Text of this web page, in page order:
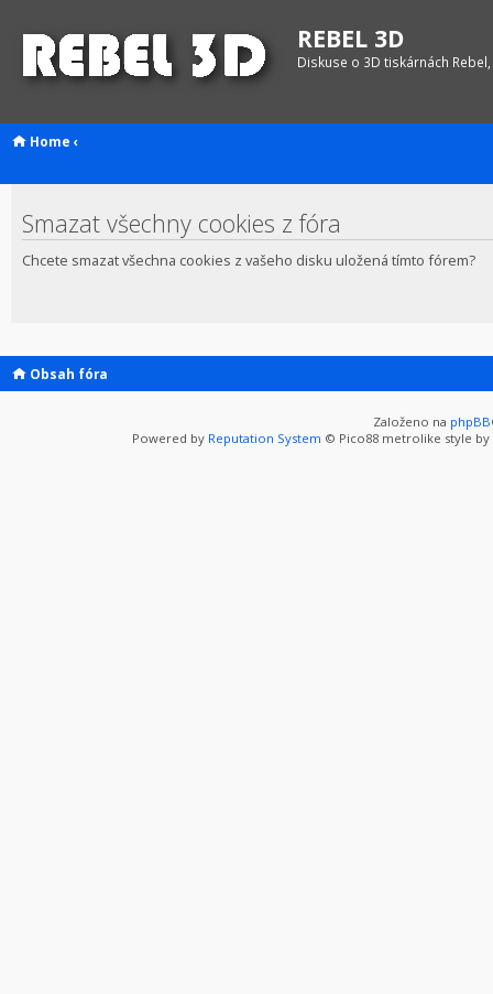
REBEL 3D
Diskuse o 3D tiskárnách
Home ‹
Smazat všechny cookies z fóra
Chcete smazat všechna cookies z vašeho disku uložená tímto fórem?
Obsah fóra
Založeno na phpBB
Powered by Reputation System © Pico88 metrolike style by